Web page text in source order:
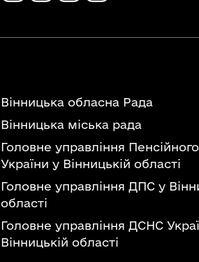
Вінницька обласна Рада
Вінницька міська рада
Головне управління
України у Вінницькій області
Головне управління ДПС у
області
Головне управління ДСНС
Вінницькій області